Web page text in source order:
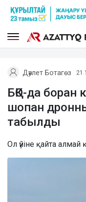
Дәулет Ботагөз
БҚО-да боран
шопан
табылды
Ол үйіне қайта алмай